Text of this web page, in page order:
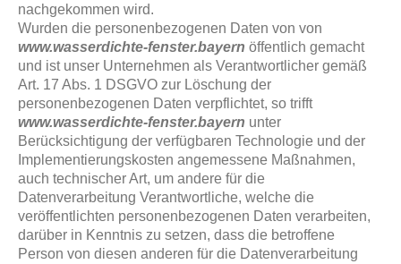
nachgekommen wird.
Wurden die personenbezogenen Daten von von
www.wasserdichte-fenster.bayern öffentlich gemacht
und ist unser Unternehmen als Verantwortlicher gemäß
Art. 17 Abs. 1 DSGVO zur Löschung der
personenbezogenen Daten verpflichtet, so trifft
www.wasserdichte-fenster.bayern unter
Berücksichtigung der verfügbaren Technologie und der
Implementierungskosten angemessene Maßnahmen,
auch technischer Art, um andere für die
Datenverarbeitung Verantwortliche, welche die
veröffentlichten personenbezogenen Daten verarbeiten,
darüber in Kenntnis zu setzen, dass die betroffene
Person von diesen anderen für die Datenverarbeitung